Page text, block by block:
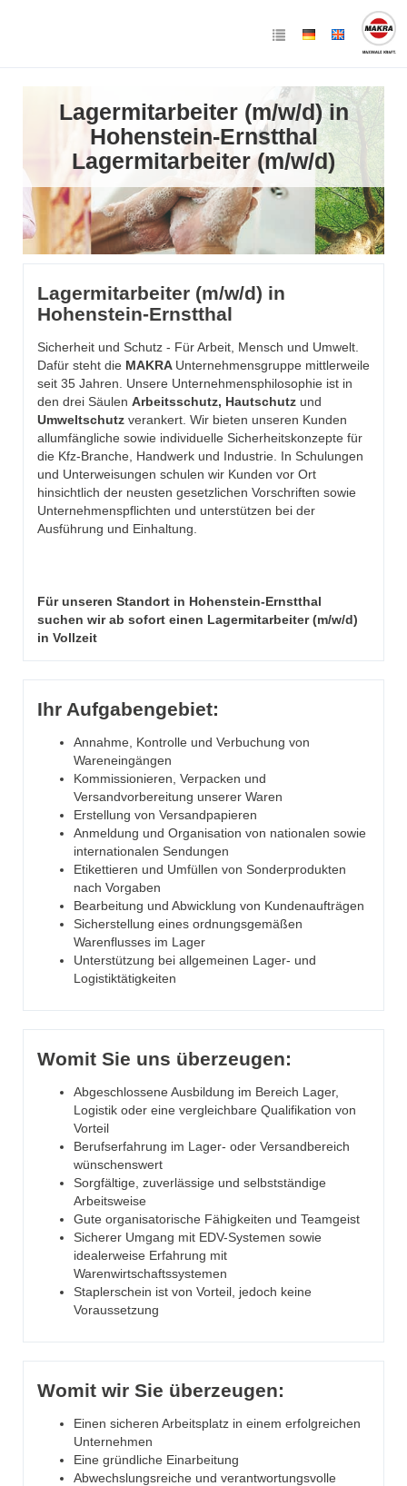
Lagermitarbeiter (m/w/d) in
Hohenstein-Ernstthal
Lagermitarbeiter (m/w/d)
Lagermitarbeiter (m/w/d) in
Hohenstein-Ernstthal
Sicherheit und Schutz - Für Arbeit, Mensch und Umwelt.
Dafür steht die MAKRA Unternehmensgruppe mittlerweile
seit 35 Jahren. Unsere Unternehmensphilosophie ist in
den drei Säulen Arbeitsschutz, Hautschutz und
Umweltschutz verankert. Wir bieten unseren Kunden
allumfängliche sowie individuelle Sicherheitskonzepte für
die Kfz-Branche, Handwerk und Industrie. In Schulungen
und Unterweisungen schulen wir Kunden vor Ort
hinsichtlich der neusten gesetzlichen Vorschriften sowie
Unternehmenspflichten und unterstützen bei der
Ausführung und Einhaltung.
Für unseren Standort in Hohenstein-Ernstthal
suchen wir ab sofort einen Lagermitarbeiter (m/w/d)
in Vollzeit
Ihr Aufgabengebiet:
Annahme, Kontrolle und Verbuchung von
Wareneingängen
Kommissionieren, Verpacken und
Versandvorbereitung unserer Waren
Erstellung von Versandpapieren
Anmeldung und Organisation von nationalen sowie
internationalen Sendungen
Etikettieren und Umfüllen von Sonderprodukten
nach Vorgaben
Bearbeitung und Abwicklung von Kundenaufträgen
Sicherstellung eines ordnungsgemäßen
Warenflusses im Lager
Unterstützung bei allgemeinen Lager- und
Logistiktätigkeiten
Womit Sie uns überzeugen:
Abgeschlossene Ausbildung im Bereich Lager,
Logistik oder eine vergleichbare Qualifikation von
Vorteil
Berufserfahrung im Lager- oder Versandbereich
wünschenswert
Sorgfältige, zuverlässige und selbstständige
Arbeitsweise
Gute organisatorische Fähigkeiten und Teamgeist
Sicherer Umgang mit EDV-Systemen sowie
idealerweise Erfahrung mit
Warenwirtschaftssystemen
Staplerschein ist von Vorteil, jedoch keine
Voraussetzung
Womit wir Sie überzeugen:
Einen sicheren Arbeitsplatz in einem erfolgreichen
Unternehmen
Eine gründliche Einarbeitung
Abwechslungsreiche und verantwortungsvolle